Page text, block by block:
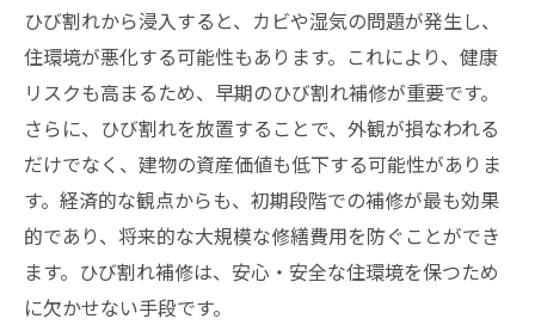
ひび割れから浸入すると、カビや湿気の問題が発生し、
住環境が悪化する可能性もあります。これにより、健康
リスクも高まるため、早期のひび割れ補修が重要です。
さらに、ひび割れを放置することで、外観が損なわれる
だけでなく、建物の資産価値も低下する可能性がありま
す。経済的な観点からも、初期段階での補修が最も効果
的であり、将来的な大規模な修繕費用を防ぐことができ
ます。ひび割れ補修は、安心・安全な住環境を保つため
に欠かせない手段です。